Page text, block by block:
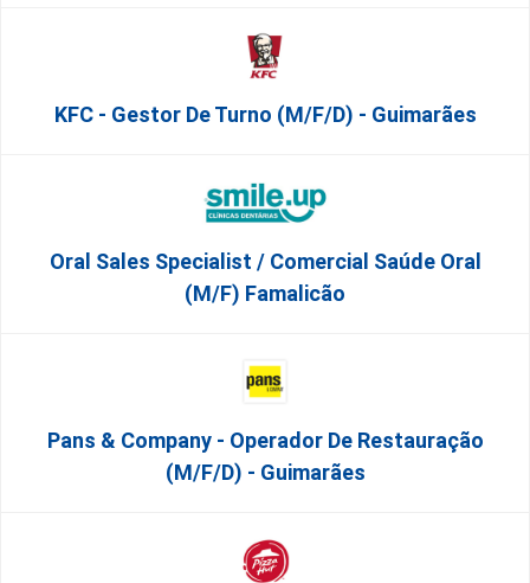
KFC - Gestor De Turno (m/f/d) - Guimarães
Oral Sales Specialist / Comercial Saúde Oral
(M/F) Famalicão
Pans & Company - Operador De Restauração
(m/f/d) - Guimarães